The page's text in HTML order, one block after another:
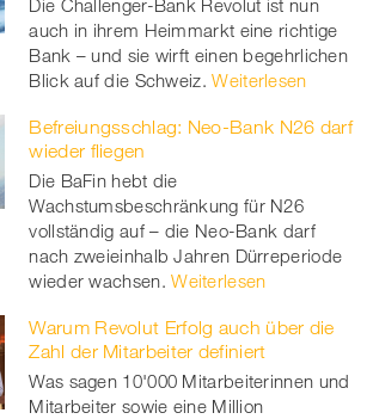
Die Challenger-Bank Revolut ist nun
auch in ihrem Heimmarkt eine richtige
Bank – und sie wirft einen begehrlichen
Blick auf die Schweiz. Weiterlesen
Befreiungsschlag: Neo-Bank N26 darf
wieder fliegen
Die BaFin hebt die
Wachstumsbeschränkung für N26
vollständig auf – die Neo-Bank darf
nach zweieinhalb Jahren Dürreperiode
wieder wachsen. Weiterlesen
Warum Revolut Erfolg auch über die
Zahl der Mitarbeiter definiert
Was sagen 10'000 Mitarbeiterinnen und
Mitarbeiter sowie eine Million